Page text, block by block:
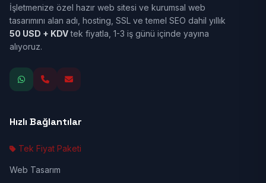
İşletmenize özel hazır web sitesi ve kurumsal web
tasarımını alan adı, hosting, SSL ve temel SEO dahil yıllık
50 USD + KDVtek fiyatla, 1-3 iş günü içinde yayına
alıyoruz.
Hızlı Bağlantılar
Tek Fiyat Paketi
Web Tasarım